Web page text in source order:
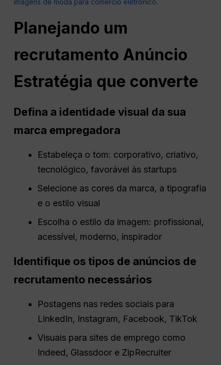
imagens de moda para comércio eletrônico.
Planejando um
recrutamento Anúncio
Estratégia que converte
Defina a identidade visual da sua
marca empregadora
Estabeleça o tom: corporativo, criativo,
tecnológico, favorável às startups
Selecione as cores da marca, a tipografia
e o estilo visual
Escolha o estilo da imagem: profissional,
acessível, moderno, inspirador
Identifique os tipos de anúncios de
recrutamento necessários
Postagens nas redes sociais para
LinkedIn, Instagram, Facebook, TikTok
Visuais para sites de emprego como
Indeed, Glassdoor e ZipRecruiter